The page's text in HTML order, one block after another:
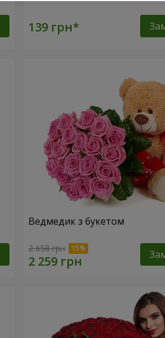
Ведмедик з букетом
2 658 грн